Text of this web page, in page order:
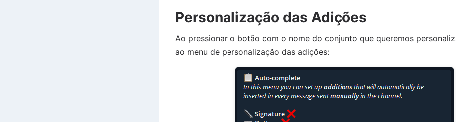
Personalização das Adições
Ao pressionar o botão com o nome do conjunto que queremos
ao menu de personalização das adições: